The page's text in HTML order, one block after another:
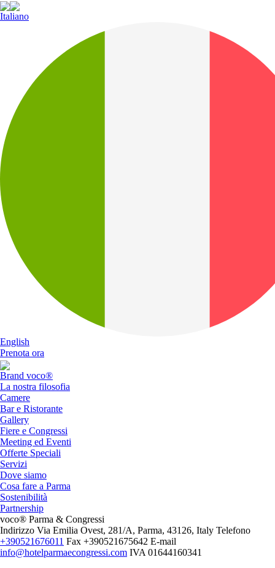
Italiano
English
Prenota ora
Brand voco®
La nostra filosofia
Camere
Bar e Ristorante
Gallery
Fiere e Congressi
Meeting ed Eventi
Offerte Speciali
Servizi
Dove siamo
Cosa fare a Parma
Sostenibilità
Partnership
voco® Parma & Congressi
Indirizzo Via Emilia Ovest, 281/A, Parma, 43126, Italy Telefono
+390521676011 Fax +390521675642 E-mail
info@hotelparmaecongressi.com IVA 01644160341